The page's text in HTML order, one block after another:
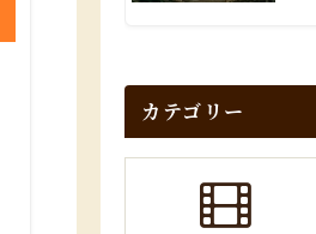
カテゴリー